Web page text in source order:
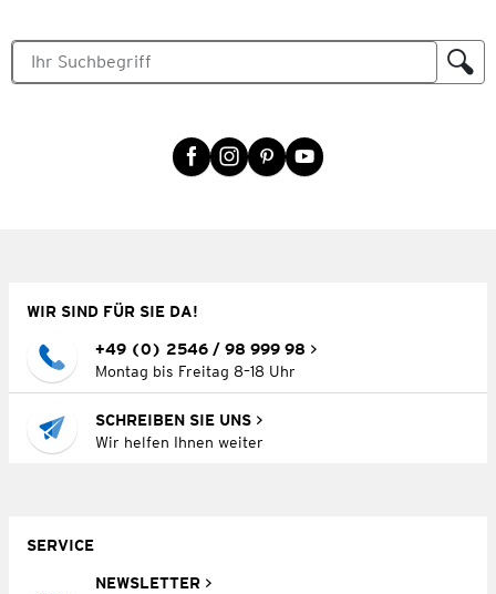
WIR SIND FÜR SIE DA!
+49 (0) 2546 / 98 999 98
Montag bis Freitag 8–18 Uhr
SCHREIBEN SIE UNS
Wir helfen Ihnen weiter
SERVICE
NEWSLETTER